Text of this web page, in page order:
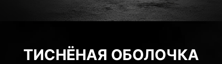
ТИСНЁНАЯ ОБОЛОЧКА